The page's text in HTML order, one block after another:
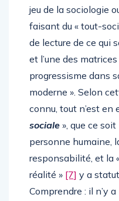
jeu de la sociologie
faisant du « tout-
de lecture de ce qui
et l’une des
progressisme dans
moderne ». Selon
connu, tout n’est en
sociale », que ce soit
personne humaine,
responsabilité, et la
réalité » [7] y a
Comprendre : il n’y